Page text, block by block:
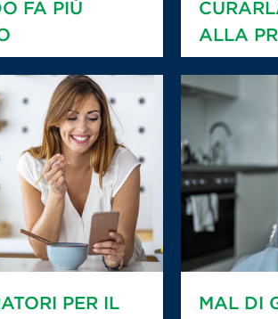
FA PIÙ
ALLA
PER IL
MAL DI